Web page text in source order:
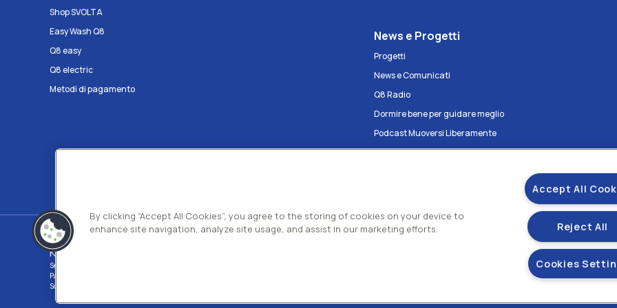
Shop SVOLTA
Easy Wash Q8
Q8 easy
Q8 electric
Metodi di pagamento
News e Progetti
Progetti
News e Comunicati
Q8 Radio
Dormire bene per guidare meglio
Podcast Muoversi Liberamente
Podcast Antropocentrica ma per
Kuwait Petroleum Italia S.p.A
Sede legale e Uffici: Viale dell'Oceano Indiano 13 00144 - ROMA
Partita Iva 00891951006 C.F. 00435970587 C.S. Euro 130.000.000 int. vers. R.E.A di Roma N.73832 Uff. Reg. Imprese di Roma
Società con un socio Unico Società soggetta ad attività di direzione e coordinamento Kuwait Petroleum Corporation
Gestisci i tuoi
By clicking “Accept All Cookies”, you agree to the storing of cookies on your device to
enhance site navigation, analyze site usage, and assist in our marketing efforts.
Accept All
Reject All
Cookies